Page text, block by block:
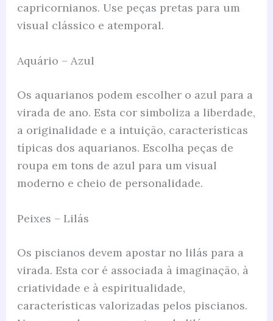
capricornianos. Use peças pretas para um
visual clássico e atemporal.
Aquário – Azul
Os aquarianos podem escolher o azul para a
virada de ano. Esta cor simboliza a liberdade,
a originalidade e a intuição, características
típicas dos aquarianos. Escolha peças de
roupa em tons de azul para um visual
moderno e cheio de personalidade.
Peixes – Lilás
Os piscianos devem apostar no lilás para a
virada. Esta cor é associada à imaginação, à
criatividade e à espiritualidade,
características valorizadas pelos piscianos.